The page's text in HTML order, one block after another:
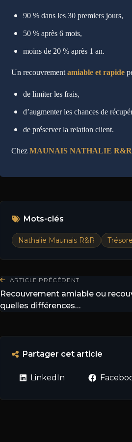
90 % dans les 30 premiers jours,
50 % après 6 mois,
moins de 20 % après 1 an.
Un recouvrement amiable et rapide
de limiter les frais,
d’augmenter les chances de
de préserver la relation client.
Chez MAUNAIS NATHALIE R&R
Mots-clés
Nathalie Maunais R&R
ARTICLE PRÉCÉDENT
Recouvrement amiable ou
quelles différences…
Partager cet article
LinkedIn